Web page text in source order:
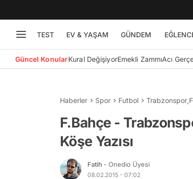
TEST EV & YAŞAM GÜNDEM
Güncel KonularKural DeğişiyorEmekli ZammıAcı
Haberler Spor Futbol Trabzonspor,
F.Bahçe -
Köşe Yazısı
Fatih - Onedio Üyesi
08.02.2015 - 07:02